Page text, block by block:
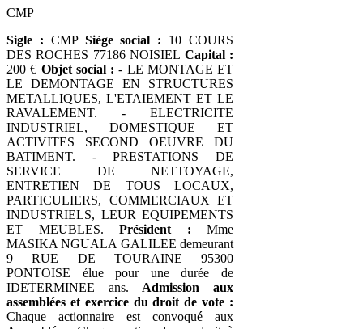
CMP
Sigle : CMP Siège social : 10 COURS
DES ROCHES 77186 NOISIEL Capital :
200 € Objet social : - LE MONTAGE ET
LE DEMONTAGE EN STRUCTURES
METALLIQUES, L'ETAIEMENT ET LE
RAVALEMENT. - ELECTRICITE
INDUSTRIEL, DOMESTIQUE ET
ACTIVITES SECOND OEUVRE DU
BATIMENT. - PRESTATIONS DE
SERVICE DE NETTOYAGE,
ENTRETIEN DE TOUS LOCAUX,
PARTICULIERS, COMMERCIAUX ET
INDUSTRIELS, LEUR EQUIPEMENTS
ET MEUBLES. Président : Mme
MASIKA NGUALA GALILEE demeurant
9 RUE DE TOURAINE 95300
PONTOISE élue pour une durée de
IDETERMINEE ans. Admission aux
assemblées et exercice du droit de vote :
Chaque actionnaire est convoqué aux